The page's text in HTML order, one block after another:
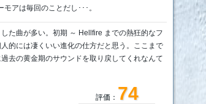
アは毎回のことだし･･･。
た曲が多い。初期 ～ Hellfire までの熱狂的なフ
的には凄くいい進化の仕方だと思う。ここまで
去の黄金期のサウンドを取り戻してくれなんて
評価： 74